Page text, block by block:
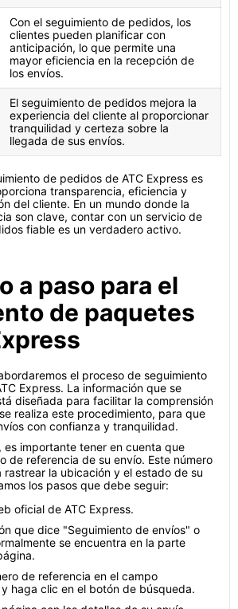
Con el seguimiento de pedidos, los
clientes pueden planificar con
anticipación, lo que permite una
mayor eficiencia en la recepción de
los envíos.
El seguimiento de pedidos mejora la
experiencia del cliente al proporcionar
tranquilidad y certeza sobre la
llegada de sus envíos.
de pedidos de ATC Express es
transparencia, eficiencia y
del cliente. En un mundo donde la
son clave, contar con un servicio de
fiable es un verdadero activo.
a paso para el
de paquetes
el proceso de seguimiento
Express. La información que se
diseñada para facilitar la comprensión
realiza este procedimiento, para que
con confianza y tranquilidad.
es importante tener en cuenta que
de referencia de su envío. Este número
rastrear la ubicación y el estado de su
los pasos que debe seguir:
oficial de ATC Express.
que dice "Seguimiento de envíos" o
se encuentra en la parte
de referencia en el campo
haga clic en el botón de búsqueda.